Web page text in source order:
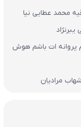
محمد عطایی نیا
پروانه ات باشم هوش
مرادیان